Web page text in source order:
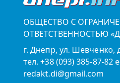
ОБЩЕСТВО С
ОТВЕТСТВЕННОСТЬЮ
г. Днепр, ул. Шевченко,
тел. +38 (093) 385-87-82
redakt.di@gmail.com